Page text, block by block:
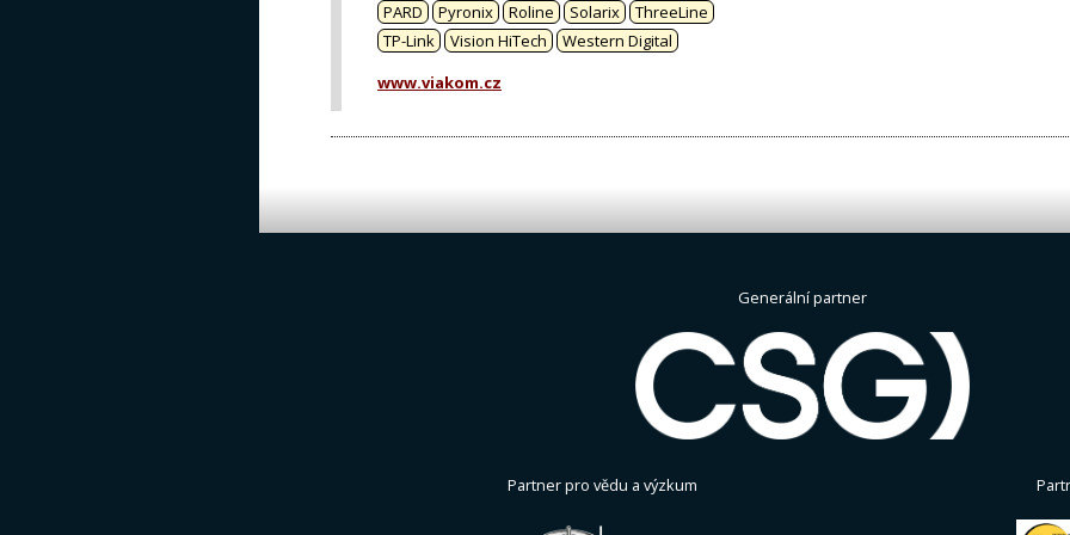
PARD Pyronix Roline Solarix
ThreeLine
TP-Link
Vision HiTech
Western Digital
www.viakom.cz
Generální partner
Partner pro vědu a výzkum